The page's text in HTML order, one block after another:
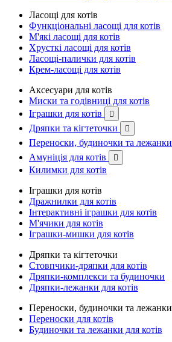
Ласощі для котів
Функціональні ласощі для котів
М'які ласощі для котів
Хрусткі ласощі для котів
Ласощі-палички для котів
Крем-ласощі для котів
Аксесуари для котів
Миски та годівниці для котів
Іграшки для котів

Дряпки та кігтеточки 
Переноски, будиночки та лежанки
Амуніція для котів 
Килимки для котів
Іграшки для котів
Дражнилки для котів
Інтерактивні іграшки для котів
М'ячики для котів
Іграшки-мишки для котів
Дряпки та кігтеточки
Стовпчики-дряпки для котів
Дряпки-комплекси та будиночки
Дряпки-лежанки для котів
Переноски, будиночки та лежанки
Переноски для котів
Будиночки та лежанки для котів